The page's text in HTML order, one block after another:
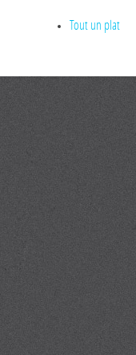
Tout un plat